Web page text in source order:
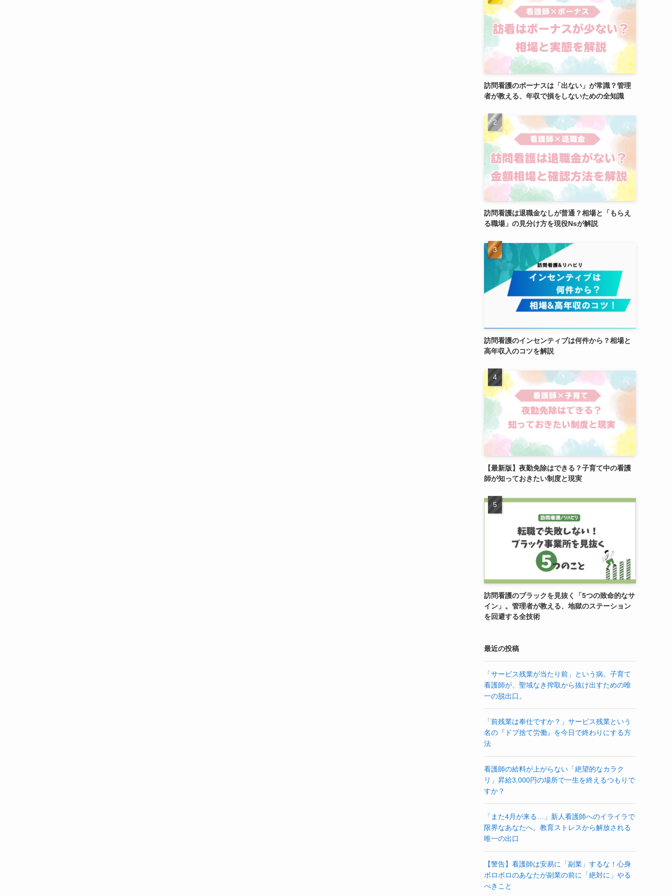
訪問看護のボーナスは「出ない」が常識？管理
者が教える、年収で損をしないための全知識
訪問看護は退職金なしが普通？相場と「もらえ
る職場」の見分け方を現役Nsが解説
訪問看護のインセンティブは何件から？相場と
高年収入のコツを解説
【最新版】夜勤免除はできる？子育て中の看護
師が知っておきたい制度と現実
訪問看護のブラックを見抜く「5つの致命的なサ
イン」。管理者が教える、地獄のステーション
を回避する全技術
最近の投稿
「サービス残業が当たり前」という病。子育て
看護師が、聖域なき搾取から抜け出すための唯
一の脱出口。
「前残業は奉仕ですか？」サービス残業という
名の『ドブ捨て労働』を今日で終わりにする方
法
看護師の給料が上がらない「絶望的なカラク
リ」昇給3,000円の場所で一生を終えるつもりで
すか？
「また4月が来る…」新人看護師へのイライラで
限界なあなたへ。教育ストレスから解放される
唯一の出口
【警告】看護師は安易に「副業」するな！心身
ボロボロのあなたが副業の前に「絶対に」やる
べきこと